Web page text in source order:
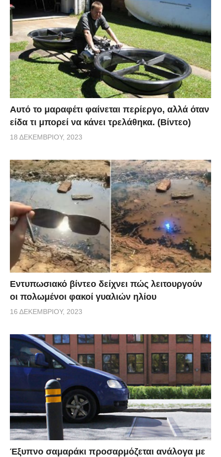
Αυτό το μαραφέτι φαίνεται περίεργο, αλλά όταν
είδα τι μπορεί να κάνει τρελάθηκα. (Βίντεο)
18 ΔΕΚΕΜΒΡΊΟΥ, 2023
Εντυπωσιακό βίντεο δείχνει πώς λειτουργούν
οι πολωμένοι φακοί γυαλιών ηλίου
16 ΔΕΚΕΜΒΡΊΟΥ, 2023
Έξυπνο σαμαράκι προσαρμόζεται ανάλογα με